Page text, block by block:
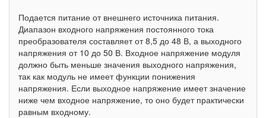
Подается питание от внешнего источника питания.
Диапазон входного напряжения постоянного тока
преобразователя составляет от 8,5 до 48 В, а выходного
напряжения от 10 до 50 В. Входное напряжение модуля
должно быть меньше значения выходного напряжения,
так как модуль не имеет функции понижения
напряжения. Если выходное напряжение имеет значение
ниже чем входное напряжение, то оно будет практически
равным входному.